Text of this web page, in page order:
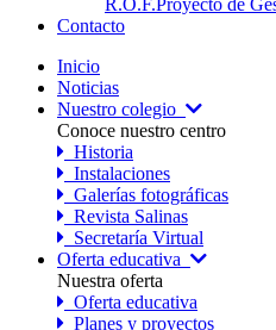
Contacto
Inicio
Noticias
Nuestro colegio
Conoce nuestro centro
Historia
Instalaciones
Galerías fotográficas
Revista Salinas
Secretaría Virtual
Oferta educativa
Nuestra oferta
Oferta educativa
Planes y proyectos